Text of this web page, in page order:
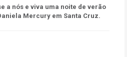
a nós e viva uma noite de verão
Mercury em Santa Cruz.